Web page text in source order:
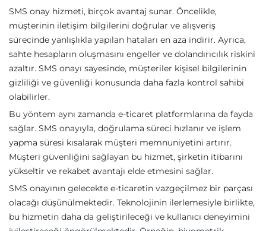
SMS onay hizmeti, birçok avantaj sunar. Öncelikle,
müşterinin iletişim bilgilerini doğrular ve alışveriş
sürecinde yanlışlıkla yapılan hataları en aza indirir. Ayrıca,
sahte hesapların oluşmasını engeller ve dolandırıcılık riskini
azaltır. SMS onayı sayesinde, müşteriler kişisel bilgilerinin
gizliliği ve güvenliği konusunda daha fazla kontrol sahibi
olabilirler.
Bu yöntem aynı zamanda e-ticaret platformlarına da fayda
sağlar. SMS onayıyla, doğrulama süreci hızlanır ve işlem
yapma süresi kısalarak müşteri memnuniyetini artırır.
Müşteri güvenliğini sağlayan bu hizmet, şirketin itibarını
yükseltir ve rekabet avantajı elde etmesini sağlar.
SMS onayının gelecekte e-ticaretin vazgeçilmez bir parçası
olacağı düşünülmektedir. Teknolojinin ilerlemesiyle birlikte,
bu hizmetin daha da geliştirileceği ve kullanıcı deneyimini